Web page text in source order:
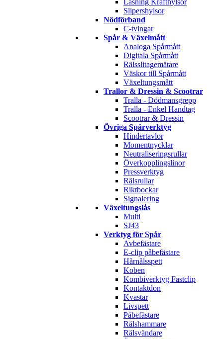
Slipershylsor
Nödförband
C-tvingar
Spår & Växelmått
Analoga Spårmått
Digitala Spårmått
Rälsslitagemätare
Väskor till Spårmått
Växeltungsmått
Trallor & Dressin & Scootrar
Tralla - Dödmansgrepp
Tralla - Enkel Handtag
Scootrar & Dressin
Övriga Spårverktyg
Hindertavlor
Momentnycklar
Neutraliseringsrullar
Överkopplingslinor
Pressverktyg
Rälsrullar
Riktbockar
Signalering
Växeltungslås
Multi
SJ43
Verktyg för Spår
Avbefästare
E-clip påbefästare
Hårnålsspett
Koben
Kombiverktyg Fastclip
Kontaktdon
Kvastar
Livspett
Påbefästare
Rälshammare
Rälsvändare